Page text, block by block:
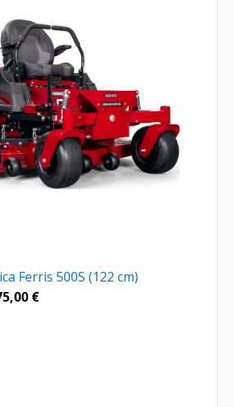
Ferris 500S (122 cm)
€